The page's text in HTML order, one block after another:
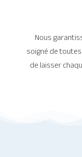
Nous
soigné de
de laisser